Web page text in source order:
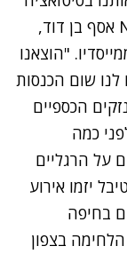
הכי קיצונית שחוויתי", סיפר בזמנו ל-N12 אסף בן דוד,
"הוצאנו
שום הכנסות
הכספיים
כמה
על הרגליים
יזמו אירוע
בחיפה
בצפון